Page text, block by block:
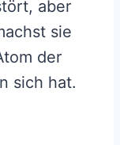
aber
sie
der
sich hat.